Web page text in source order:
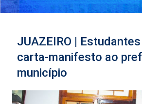
JUAZEIRO |
carta-manifesto ao
município